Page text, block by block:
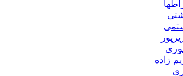
زاده